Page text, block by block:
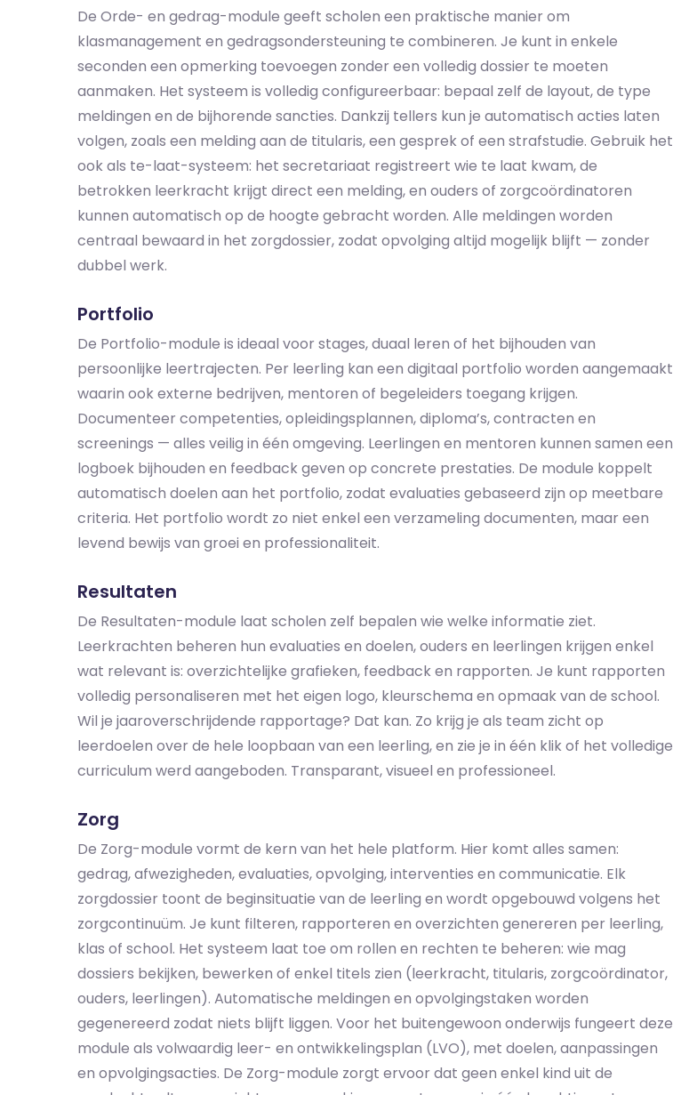
De Orde- en gedrag-module geeft scholen een praktische manier om
klasmanagement en gedragsondersteuning te combineren. Je kunt in enkele
seconden een opmerking toevoegen zonder een volledig dossier te moeten
aanmaken. Het systeem is volledig configureerbaar: bepaal zelf de layout, de type
meldingen en de bijhorende sancties. Dankzij tellers kun je automatisch acties laten
volgen, zoals een melding aan de titularis, een gesprek of een strafstudie. Gebruik het
ook als te-laat-systeem: het secretariaat registreert wie te laat kwam, de
betrokken leerkracht krijgt direct een melding, en ouders of zorgcoördinatoren
kunnen automatisch op de hoogte gebracht worden. Alle meldingen worden
centraal bewaard in het zorgdossier, zodat opvolging altijd mogelijk blijft — zonder
dubbel werk.
Portfolio
De Portfolio-module is ideaal voor stages, duaal leren of het bijhouden van
persoonlijke leertrajecten. Per leerling kan een digitaal portfolio worden aangemaakt
waarin ook externe bedrijven, mentoren of begeleiders toegang krijgen.
Documenteer competenties, opleidingsplannen, diploma’s, contracten en
screenings — alles veilig in één omgeving. Leerlingen en mentoren kunnen samen een
logboek bijhouden en feedback geven op concrete prestaties. De module koppelt
automatisch doelen aan het portfolio, zodat evaluaties gebaseerd zijn op meetbare
criteria. Het portfolio wordt zo niet enkel een verzameling documenten, maar een
levend bewijs van groei en professionaliteit.
Resultaten
De Resultaten-module laat scholen zelf bepalen wie welke informatie ziet.
Leerkrachten beheren hun evaluaties en doelen, ouders en leerlingen krijgen enkel
wat relevant is: overzichtelijke grafieken, feedback en rapporten. Je kunt rapporten
volledig personaliseren met het eigen logo, kleurschema en opmaak van de school.
Wil je jaaroverschrijdende rapportage? Dat kan. Zo krijg je als team zicht op
leerdoelen over de hele loopbaan van een leerling, en zie je in één klik of het volledige
curriculum werd aangeboden. Transparant, visueel en professioneel.
Zorg
De Zorg-module vormt de kern van het hele platform. Hier komt alles samen:
gedrag, afwezigheden, evaluaties, opvolging, interventies en communicatie. Elk
zorgdossier toont de beginsituatie van de leerling en wordt opgebouwd volgens het
zorgcontinuüm. Je kunt filteren, rapporteren en overzichten genereren per leerling,
klas of school. Het systeem laat toe om rollen en rechten te beheren: wie mag
dossiers bekijken, bewerken of enkel titels zien (leerkracht, titularis, zorgcoördinator,
ouders, leerlingen). Automatische meldingen en opvolgingstaken worden
gegenereerd zodat niets blijft liggen. Voor het buitengewoon onderwijs fungeert deze
module als volwaardig leer- en ontwikkelingsplan (LVO), met doelen, aanpassingen
en opvolgingsacties. De Zorg-module zorgt ervoor dat geen enkel kind uit de